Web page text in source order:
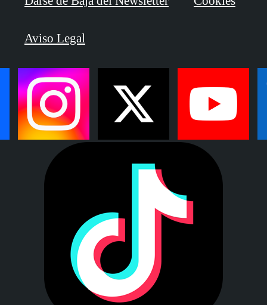
Aviso Legal